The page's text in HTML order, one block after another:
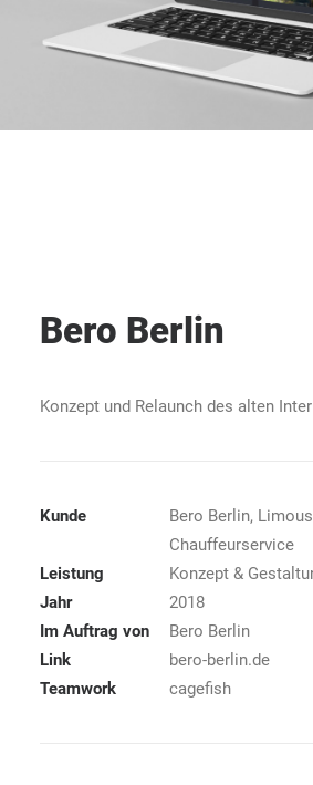
Bero Berlin
Konzept und Relaunch des alten
Kunde
Bero Berlin,
Chauffeurservice
Leistung
Konzept &
Jahr
2018
Im Auftrag von
Bero Berlin
Link
bero-berlin.de
Teamwork
cagefish